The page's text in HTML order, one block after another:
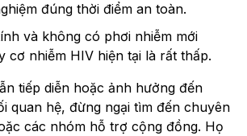
đúng thời điểm an toàn.
và không có phơi nhiễm mới
cơ nhiễm HIV hiện tại là rất thấp.
tiếp diễn hoặc ảnh hưởng đến
quan hệ, đừng ngại tìm đến chuyên
các nhóm hỗ trợ cộng đồng. Họ